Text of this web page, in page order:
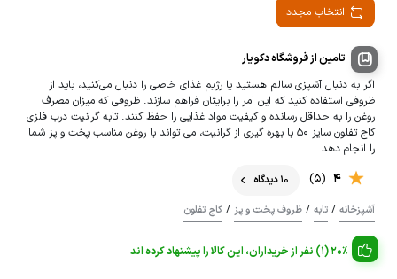
انتخاب مجدد
تامین از فروشگاه دکویار
اگر به‌ دنبال آشپزی سالم هستید یا رژیم غذای خاصی را دنبال می‌کنید، باید از
ظروفی استفاده کنید که این امر را برایتان فراهم سازند. ظروفی که میزان مصرف
روغن را به حداقل رسانده و کیفیت مواد غذایی را حفظ کنند. تابه گرانیت درب فلزی
کاج تفلون سایز 50 با بهره گیری از گرانیت، می تواند با روغن مناسب پخت و پز شما
را انجام دهد.
4
(5)
10 دیدگاه
آشپزخانه / تابه / ظروف پخت و پز / کاج تفلون
20% (1) نفر از خریداران، این کالا را پیشنهاد کرده اند